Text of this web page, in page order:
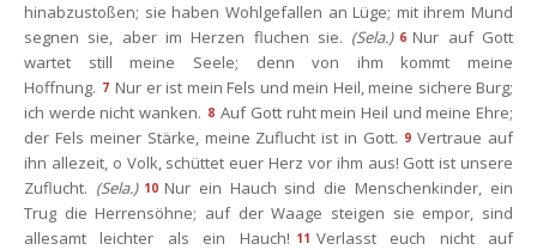
hinabzustoßen; sie haben Wohlgefallen an Lüge; mit ihrem Mund
egnen sie, aber im Herzen fluchen sie. (Sela.) 6 Nur auf Gott
wartet still meine Seele; denn von ihm kommt meine
Hoffnung. 7 Nur er ist mein Fels und mein Heil, meine sichere Burg;
ich werde nicht wanken. 8 Auf Gott ruht mein Heil und meine Ehre;
der Fels meiner Stärke, meine Zuflucht ist in Gott. 9 Vertraue auf
ihn allezeit, o Volk, schüttet euer Herz vor ihm aus! Gott ist unsere
Zuflucht. (Sela.) 10 Nur ein Hauch sind die Menschenkinder, ein
Trug die Herrensöhne; auf der Waage steigen sie empor, sind
allesamt leichter als ein Hauch! 11 Verlasst euch nicht auf